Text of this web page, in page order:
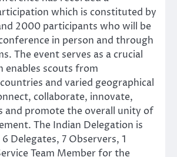
which is constituted by
2000 participants who will be
in person and through
The event serves as a crucial
enables scouts from
and varied geographical
collaborate, innovate,
and promote the overall unity of
The Indian Delegation is
Delegates, 7 Observers, 1
Team Member for the